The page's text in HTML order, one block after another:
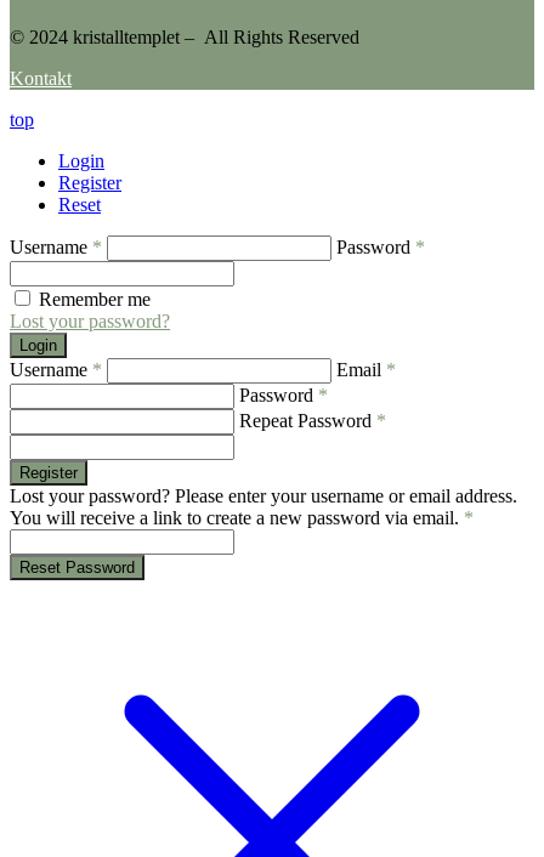
© 2024 kristalltemplet – All Rights Reserved
Kontakt
top
Login
Register
Reset
Username * Password *
Remember me
Lost your password?
Login
Username * Email *
Password *
Repeat Password *
Register
Lost your password? Please enter your username or email address.
You will receive a link to create a new password via email. *
Reset Password